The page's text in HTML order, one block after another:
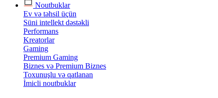
Noutbuklar
Ev və təhsil üçün
Süni intellekt dəstəkli
Performans
Kreatorlar
Gaming
Premium Gaming
Biznes və Premium Biznes
Toxunuşlu və qatlanan
İmicli noutbuklar